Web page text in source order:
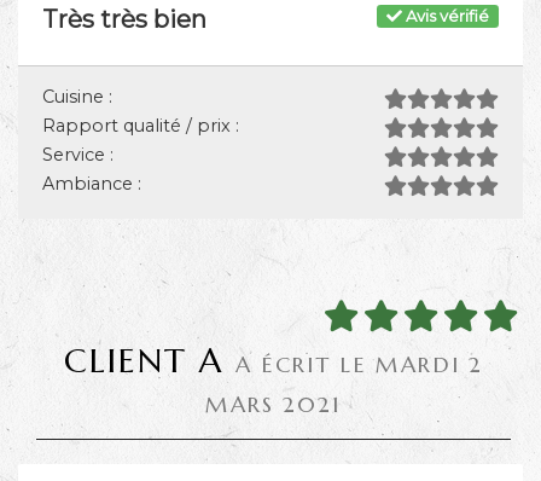
Avis vérifié
Très très bien
Cuisine :
Rapport qualité / prix :
Service :
Ambiance :
CLIENT A A ÉCRIT LE MARDI 2
MARS 2021